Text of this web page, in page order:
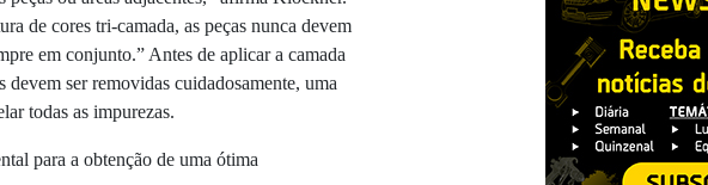
de cores tri-camada, as peças nunca devem
em conjunto.” Antes de aplicar a camada
ser removidas cuidadosamente, uma
todas as impurezas.
para a obtenção de uma ótima